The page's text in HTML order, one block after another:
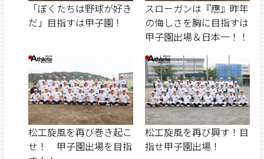
「ぼくたちは野球が好き
だ」目指すは甲子園！
スローガンは『應』昨年
の悔しさを胸に目指すは
甲子園出場＆日本一！！
松工旋風を再び巻き起こ
せ！ 甲子園出場を目指
松工旋風を再び興す！目
指せ甲子園出場！